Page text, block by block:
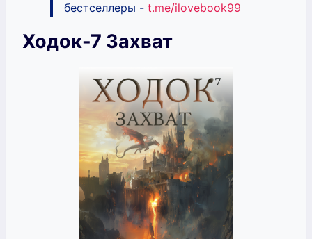
бестселлеры - t.me/ilovebook99
Ходок-7 Захват